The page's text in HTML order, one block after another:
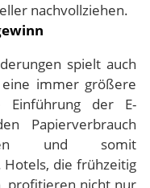
nachvollziehen.
spielt auch
immer größere
der E-
Papierverbrauch
und somit
die frühzeitig